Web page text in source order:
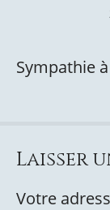
Sympathie
Laisser
Votre